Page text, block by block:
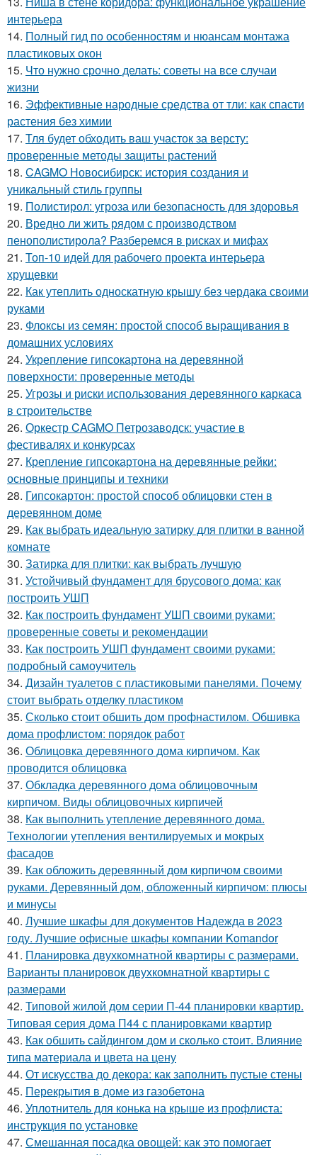
интерьера
14. Полный гид по особенностям и нюансам монтажа
пластиковых окон
15. Что нужно срочно делать: советы на все случаи
жизни
16. Эффективные народные средства от тли: как спасти
растения без химии
17. Тля будет обходить ваш участок за версту:
проверенные методы защиты растений
18. CAGMO Новосибирск: история создания и
уникальный стиль группы
19. Полистирол: угроза или безопасность для здоровья
20. Вредно ли жить рядом с производством
пенополистирола? Разберемся в рисках и мифах
21. Топ-10 идей для рабочего проекта интерьера
хрущевки
22. Как утеплить односкатную крышу без чердака своими
руками
23. Флоксы из семян: простой способ выращивания в
домашних условиях
24. Укрепление гипсокартона на деревянной
поверхности: проверенные методы
25. Угрозы и риски использования деревянного каркаса
в строительстве
26. Оркестр CAGMO Петрозаводск: участие в
фестивалях и конкурсах
27. Крепление гипсокартона на деревянные рейки:
основные принципы и техники
28. Гипсокартон: простой способ облицовки стен в
деревянном доме
29. Как выбрать идеальную затирку для плитки в ванной
комнате
30. Затирка для плитки: как выбрать лучшую
31. Устойчивый фундамент для брусового дома: как
построить УШП
32. Как построить фундамент УШП своими руками:
проверенные советы и рекомендации
33. Как построить УШП фундамент своими руками:
подробный самоучитель
34. Дизайн туалетов с пластиковыми панелями. Почему
стоит выбрать отделку пластиком
35. Сколько стоит обшить дом профнастилом. Обшивка
дома профлистом: порядок работ
36. Облицовка деревянного дома кирпичом. Как
проводится облицовка
37. Обкладка деревянного дома облицовочным
кирпичом. Виды облицовочных кирпичей
38. Как выполнить утепление деревянного дома.
Технологии утепления вентилируемых и мокрых
фасадов
39. Как обложить деревянный дом кирпичом своими
руками. Деревянный дом, обложенный кирпичом: плюсы
и минусы
40. Лучшие шкафы для документов Надежда в 2023
году. Лучшие офисные шкафы компании Komandor
41. Планировка двухкомнатной квартиры с размерами.
Варианты планировок двухкомнатной квартиры с
размерами
42. Типовой жилой дом серии П-44 планировки квартир.
Типовая серия дома П44 с планировками квартир
43. Как обшить сайдингом дом и сколько стоит. Влияние
типа материала и цвета на цену
44. От искусства до декора: как заполнить пустые стены
45. Перекрытия в доме из газобетона
46. Уплотнитель для конька на крыше из профлиста:
инструкция по установке
47. Смешанная посадка овощей: как это помогает